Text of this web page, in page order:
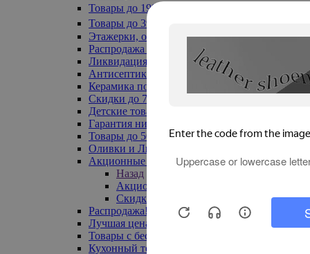
Товары до 199₽
Товары до 399₽
Этажерки, обувницы
Распродажа текстиля до -50%
Ликвидация до -70%
Антисептики
Керамика по 129 руб
Скидки до 70%
Детские товары
Гарантия низкой цены
Товары до 500 руб
Оливки и Лимоны
Акционные товары
Назад
Акционные товары
Скидка 20% по промокоду
Распродажа! Ульяновск до -70%
Лучшая цена
Товары с бесплатной доставкой
Кухонный текстиль